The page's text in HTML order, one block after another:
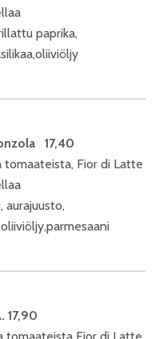
paprika,
17,40
Fior di Latte
aurajuusto,
17,90